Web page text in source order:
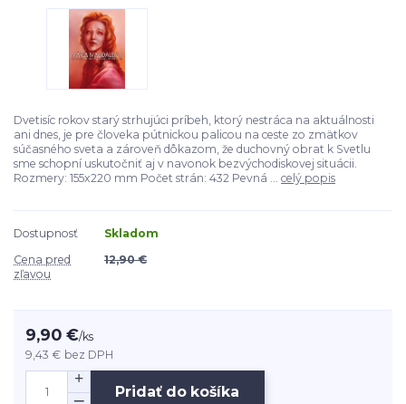
Dvetisíc rokov starý strhujúci príbeh, ktorý nestráca na aktuálnosti
ani dnes, je pre človeka pútnickou palicou na ceste zo zmätkov
súčasného sveta a zároveň dôkazom, že duchovný obrat k Svetlu
sme schopní uskutočniť aj v navonok bezvýchodiskovej situácii.
Rozmery: 155x220 mm Počet strán: 432 Pevná ... celý popis
Dostupnosť
Skladom
Cena pred
zľavou
12,90 €
9,90 €/ks
9,43 € bez DPH
Pridať do košíka